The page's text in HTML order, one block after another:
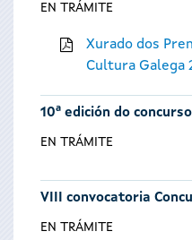
EN TRÁMITE
Xurado dos
Cultura Galega
10ª edición do
EN TRÁMITE
VIII convocatoria
EN TRÁMITE